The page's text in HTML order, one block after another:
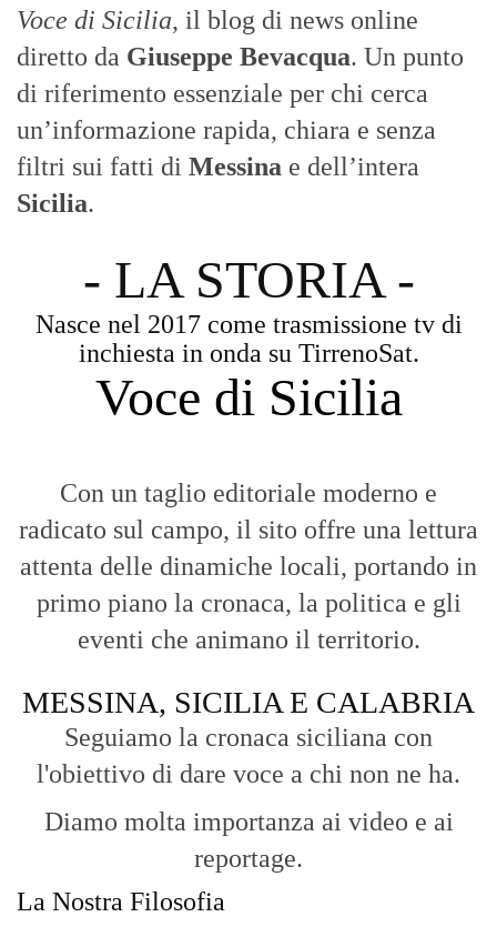
Voce di Sicilia, il blog di news online
diretto da Giuseppe Bevacqua. Un punto
di riferimento essenziale per chi cerca
un’informazione rapida, chiara e senza
filtri sui fatti di Messina e dell’intera
Sicilia.
- LA STORIA -
Nasce nel 2017 come trasmissione tv di
inchiesta in onda su TirrenoSat.
Voce di Sicilia
Con un taglio editoriale moderno e
radicato sul campo, il sito offre una lettura
attenta delle dinamiche locali, portando in
primo piano la cronaca, la politica e gli
eventi che animano il territorio.
MESSINA, SICILIA E CALABRIA
Seguiamo la cronaca siciliana con
l'obiettivo di dare voce a chi non ne ha.
Diamo molta importanza ai video e ai
reportage.
La Nostra Filosofia